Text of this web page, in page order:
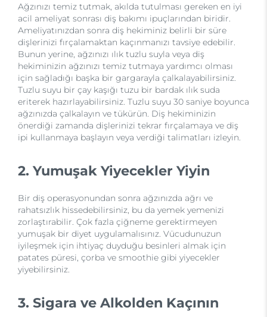
Ağzınızı temiz tutmak, akılda tutulması gereken en iyi
acil ameliyat sonrası diş bakımı ipuçlarından biridir.
Ameliyatınızdan sonra diş hekiminiz belirli bir süre
dişlerinizi fırçalamaktan kaçınmanızı tavsiye edebilir.
Bunun yerine, ağzınızı ılık tuzlu suyla veya diş
hekiminizin ağzınızı temiz tutmaya yardımcı olması
için sağladığı başka bir gargarayla çalkalayabilirsiniz.
Tuzlu suyu bir çay kaşığı tuzu bir bardak ılık suda
eriterek hazırlayabilirsiniz. Tuzlu suyu 30 saniye boyunca
ağzınızda çalkalayın ve tükürün. Diş hekiminizin
önerdiği zamanda dişlerinizi tekrar fırçalamaya ve diş
ipi kullanmaya başlayın veya verdiği talimatları izleyin.
2. Yumuşak Yiyecekler Yiyin
Bir diş operasyonundan sonra ağzınızda ağrı ve
rahatsızlık hissedebilirsiniz, bu da yemek yemenizi
zorlaştırabilir. Çok fazla çiğneme gerektirmeyen
yumuşak bir diyet uygulamalısınız. Vücudunuzun
iyileşmek için ihtiyaç duyduğu besinleri almak için
patates püresi, çorba ve smoothie gibi yiyecekler
yiyebilirsiniz.
3. Sigara ve Alkolden Kaçının